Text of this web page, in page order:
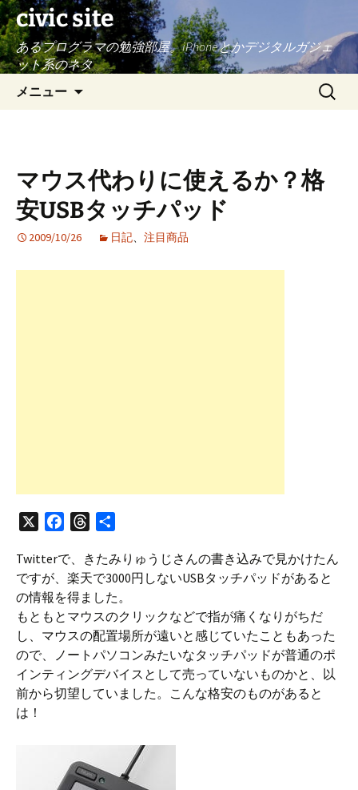
civic site
あるプログラマの勉強部屋。iPhoneとかデジタルガジェ
ット系のネタ
メニュー
へ
ス
キ
検
索:
マウス代わりに使えるか？格
安USBタッチパッド
2009/10/26 日記、 注目商品
c
e
b
o
o
k
r
e
a
d
s
Twitterで、きたみりゅうじさんの書き込みで見かけたん
ですが、楽天で3000円しないUSBタッチパッドがあると
の情報を得ました。
もともとマウスのクリックなどで指が痛くなりがちだ
し、マウスの配置場所が遠いと感じていたこともあった
ので、ノートパソコンみたいなタッチパッドが普通のポ
インティングデバイスとして売っていないものかと、以
前から切望していました。こんな格安のものがあると
は！